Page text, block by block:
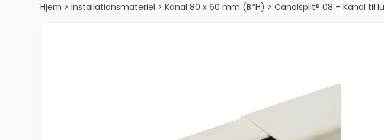
Hjem > Installationsmateriel > Kanal 80 x 60 mm (B*H) > Canalsplit® 08 – Kanal til